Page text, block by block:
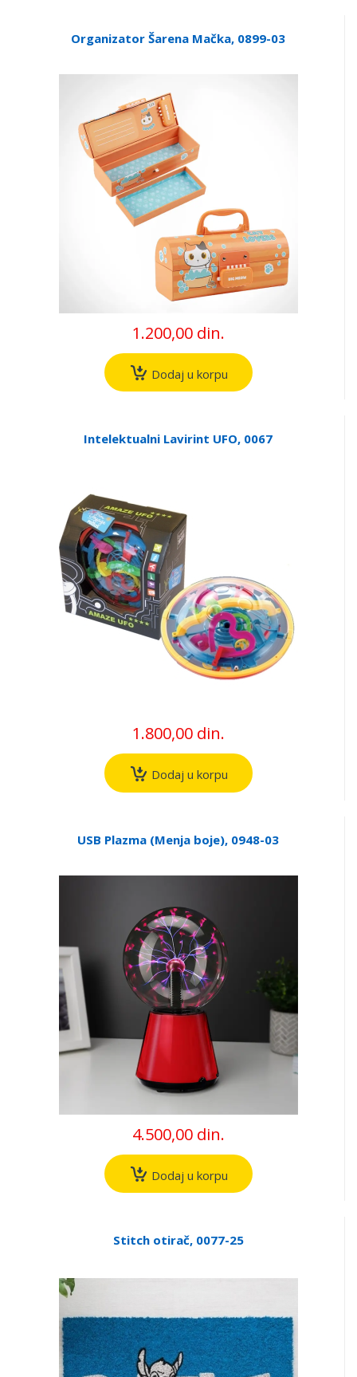
Organizator Šarena Mačka, 0899-03
1.200,00 din.
Dodaj u korpu
Intelektualni Lavirint UFO, 0067
1.800,00 din.
Dodaj u korpu
USB Plazma (Menja boje), 0948-03
4.500,00 din.
Dodaj u korpu
Stitch otirač, 0077-25